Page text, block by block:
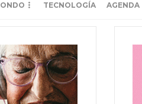
TECNOLOGÍA AGENDA